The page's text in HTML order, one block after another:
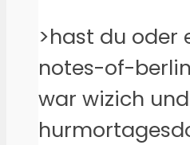
>hast du oder
notes-of-
war wizich